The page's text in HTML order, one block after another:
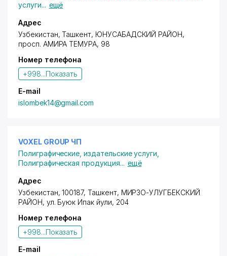
услуги... ещё
Адрес
Узбекистан, Ташкент, ЮНУСАБАДСКИЙ РАЙОН,
просп. АМИРА ТЕМУРА, 98
Номер телефона
+998...Показать
E-mail
islombek14@gmail.com
VOXEL GROUP ЧП
Полиграфические, издательские услуги
Полиграфическая продукция... ещё
Адрес
Узбекистан, 100187, Ташкент, МИРЗО-УЛУГБЕКСКИЙ
РАЙОН, ул. Буюк Ипак йули, 204
Номер телефона
+998...Показать
E-mail